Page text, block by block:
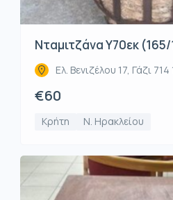
Νταμιτζάνα Υ70εκ
Ελ. Βενιζέλου 17, Γάζι
€60
Κρήτη Ν. Ηρακλείου